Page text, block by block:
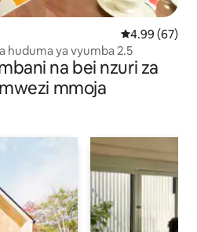
Ukadiriaji wa
4.99 (67)
huduma ya vyumba 2.5
na bei nzuri za
mmoja